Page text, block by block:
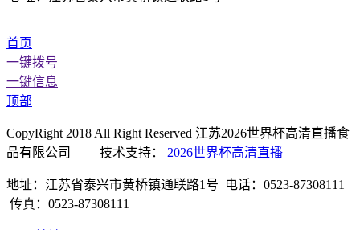
首页
一键拨号
一键信息
顶部
CopyRight 2018 All Right Reserved 江苏2026世界杯高清直播食
品有限公司 技术支持： 2026世界杯高清直播
地址：江苏省泰兴市黄桥镇通联路1号 电话：0523-87308111
传真：0523-87308111